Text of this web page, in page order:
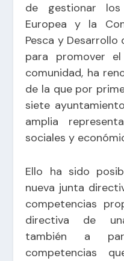
de gestionar
Europea y la
Pesca y Desarrollo
para promover
comunidad, ha
de la que por
siete
amplia
sociales y
Ello ha sido
nueva junta
competencias
directiva de
también a
competencias